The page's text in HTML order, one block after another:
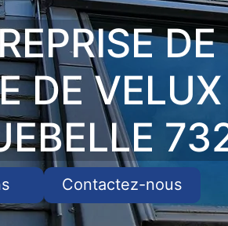
DE
DE VELUX
Contactez-nous